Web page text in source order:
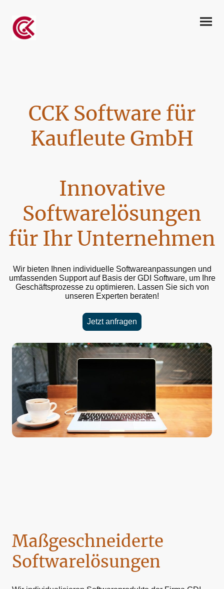
CCK Software für
Kaufleute GmbH
Innovative
Softwarelösungen
für Ihr Unternehmen
Wir bieten Ihnen individuelle Softwareanpassungen und
umfassenden Support auf Basis der GDI Software, um Ihre
Geschäftsprozesse zu optimieren. Lassen Sie sich von
unseren Experten beraten!
Jetzt anfragen
Maßgeschneiderte
Softwarelösungen